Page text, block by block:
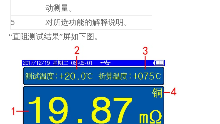
动测量。
5
对所选功能的解释说明。
“直阻测试结果”屏如下图。